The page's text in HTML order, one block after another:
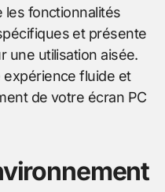
les fonctionnalités
et présente
une utilisation aisée.
fluide et
de votre écran PC